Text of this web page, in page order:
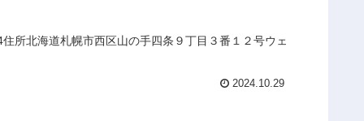
北海道札幌市西区山の手四条９丁目３番１２号ウェ
2024.10.29